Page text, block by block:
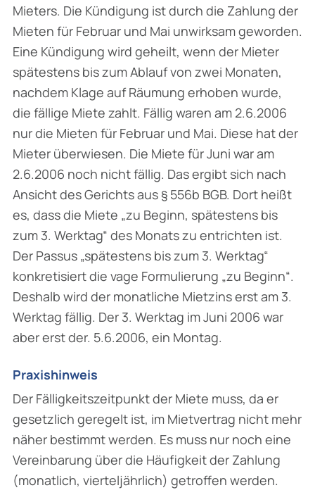
Mieters. Die Kündigung ist durch die Zahlung der
Mieten für Februar und Mai unwirksam geworden.
Eine Kündigung wird geheilt, wenn der Mieter
spätestens bis zum Ablauf von zwei Monaten,
nachdem Klage auf Räumung erhoben wurde,
die fällige Miete zahlt. Fällig waren am 2.6.2006
nur die Mieten für Februar und Mai. Diese hat der
Mieter überwiesen. Die Miete für Juni war am
2.6.2006 noch nicht fällig. Das ergibt sich nach
Ansicht des Gerichts aus § 556b BGB. Dort heißt
es, dass die Miete „zu Beginn, spätestens bis
zum 3. Werktag“ des Monats zu entrichten ist.
Der Passus „spätestens bis zum 3. Werktag“
konkretisiert die vage Formulierung „zu Beginn“.
Deshalb wird der monatliche Mietzins erst am 3.
Werktag fällig. Der 3. Werktag im Juni 2006 war
aber erst der. 5.6.2006, ein Montag.
Praxishinweis
Der Fälligkeitszeitpunkt der Miete muss, da er
gesetzlich geregelt ist, im Mietvertrag nicht mehr
näher bestimmt werden. Es muss nur noch eine
Vereinbarung über die Häufigkeit der Zahlung
(monatlich, vierteljährlich) getroffen werden.